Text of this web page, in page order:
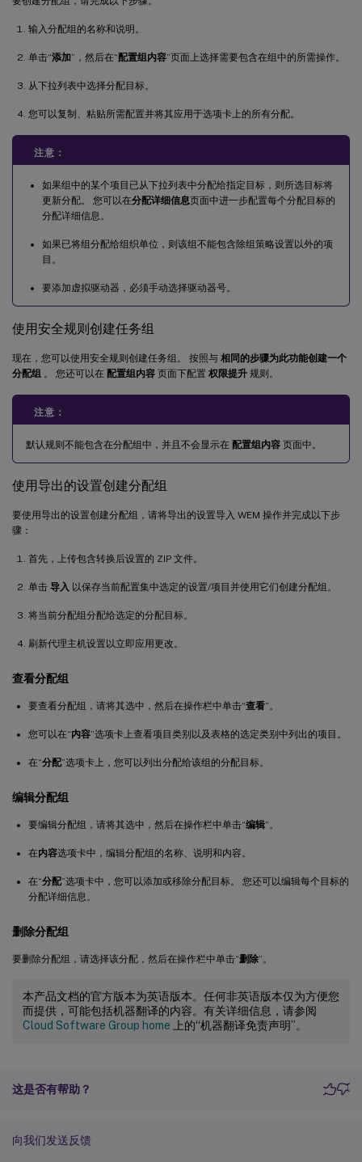
输入分配组的名称和说明。
单击“添加”，然后在“配置组内容”页面上选择需要包含在组中的所需操作。
从下拉列表中选择分配目标。
您可以复制、粘贴所需配置并将其应用于选项卡上的所有分配。
注意：
如果组中的某个项目已从下拉列表中分配给指定目标，则所选目标将
更新分配。 您可以在分配详细信息页面中进一步配置每个分配目标的
分配详细信息。
如果已将组分配给组织单位，则该组不能包含除组策略设置以外的项
目。
要添加虚拟驱动器，必须手动选择驱动器号。
使用安全规则创建任务组
现在，您可以使用安全规则创建任务组。 按照与 相同的步骤为此功能创建一个
分配组 。 您还可以在 配置组内容 页面下配置 权限提升 规则。
注意：
默认规则不能包含在分配组中，并且不会显示在 配置组内容 页面中。
使用导出的设置创建分配组
要使用导出的设置创建分配组，请将导出的设置导入 WEM 操作并完成以下步
骤：
首先，上传包含转换后设置的 ZIP 文件。
单击 导入 以保存当前配置集中选定的设置/项目并使用它们创建分配组。
将当前分配组分配给选定的分配目标。
刷新代理主机设置以立即应用更改。
查看分配组
要查看分配组，请将其选中，然后在操作栏中单击“查看”。
您可以在“内容”选项卡上查看项目类别以及表格的选定类别中列出的项目。
在“分配”选项卡上，您可以列出分配给该组的分配目标。
编辑分配组
要编辑分配组，请将其选中，然后在操作栏中单击“编辑”。
在内容选项卡中，编辑分配组的名称、说明和内容。
在“分配”选项卡中，您可以添加或移除分配目标。 您还可以编辑每个目标的
分配详细信息。
删除分配组
要删除分配组，请选择该分配，然后在操作栏中单击“删除”。
本产品文档的官方版本为英语版本。任何非英语版本仅为方便您
而提供，可能包括机器翻译的内容。有关详细信息，请参阅
Cloud Software Group home 上的“机器翻译免责声明”。
这是否有帮助？
向我们发送反馈